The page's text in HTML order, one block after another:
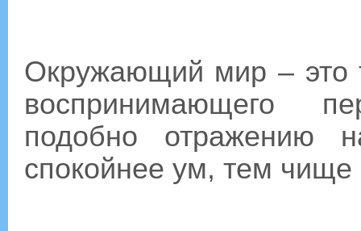
Окружающий мир – это
воспринимающего
подобно отражению
спокойнее ум, тем чище